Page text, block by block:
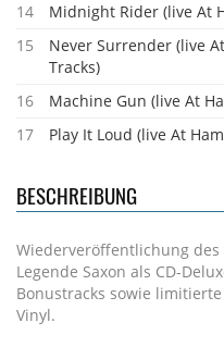
14
Midnight Rider (live At
15
Never Surrender (live
Tracks)
16
Machine Gun (live At
17
Play It Loud (live At
BESCHREIBUNG
Wiederveröffentlichung
Legende Saxon als CD-
Bonustracks sowie
Vinyl.